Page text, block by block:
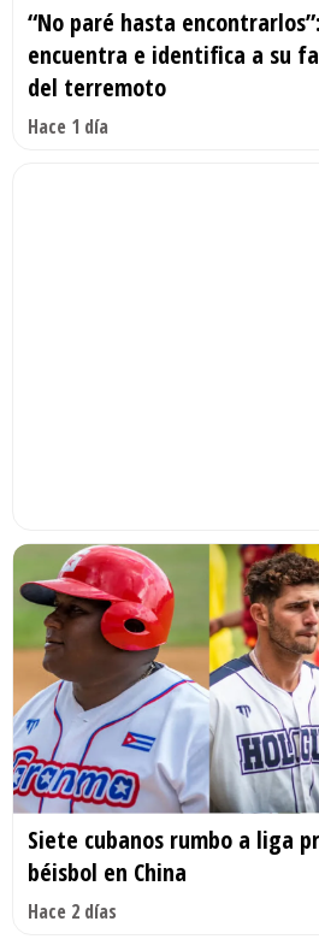
“No paré hasta
encuentra e identifica a su
del terremoto
Hace 1 día
Siete cubanos rumbo a liga
béisbol en China
Hace 2 días